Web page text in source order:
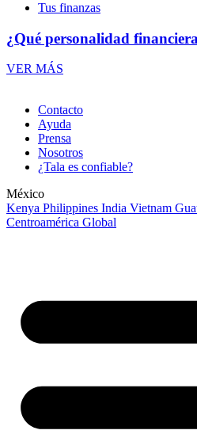
Tus finanzas
¿Qué personalidad
VER MÁS
Contacto
Ayuda
Prensa
Nosotros
¿Tala es confiable?
México
Kenya Philippines India Vietnam
Centroamérica Global